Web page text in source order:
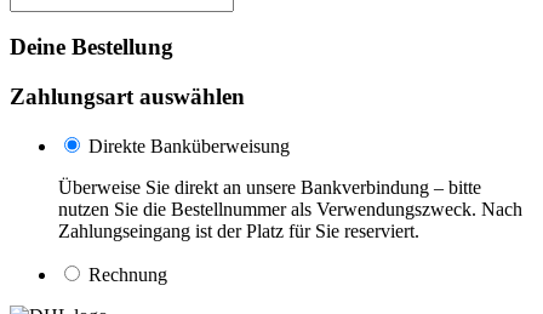
Deine Bestellung
Zahlungsart auswählen
Direkte Banküberweisung
Überweise Sie direkt an unsere Bankverbindung – bitte
nutzen Sie die Bestellnummer als Verwendungszweck. Nach
Zahlungseingang ist der Platz für Sie reserviert.
Rechnung